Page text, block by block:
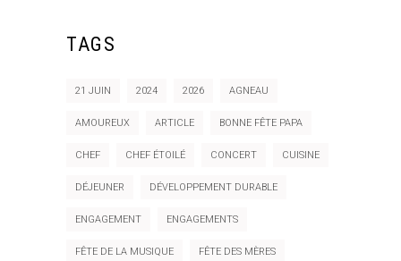
TAGS
21 JUIN 2024 2026 AGNEAU
AMOUREUX ARTICLE BONNE FÊTE PAPA
CHEF CHEF ÉTOILÉ CONCERT CUISINE
DÉJEUNER DÉVELOPPEMENT DURABLE
ENGAGEMENT ENGAGEMENTS
FÊTE DE LA MUSIQUE FÊTE DES MÈRES